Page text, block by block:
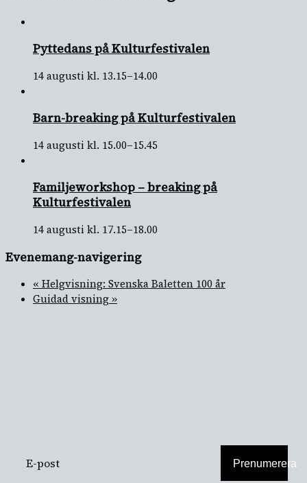
Pyttedans på Kulturfestivalen
14 augusti kl. 13.15–14.00
Barn-breaking på Kulturfestivalen
14 augusti kl. 15.00–15.45
Familjeworkshop – breaking på
Kulturfestivalen
14 augusti kl. 17.15–18.00
Evenemang-navigering
« Helgvisning: Svenska Baletten 100 år
Guidad visning»
Prenumerera